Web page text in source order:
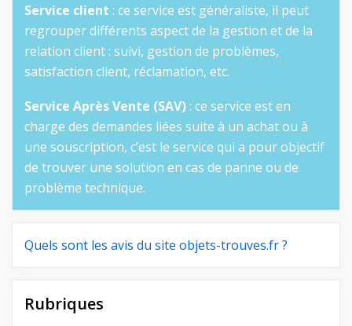
Service client : ce service est généraliste, il peut
regrouper différents aspect de la gestion et de la
relation client : suivi, gestion de problèmes,
satisfaction client, réclamation, etc.
Service Après Vente (SAV) : ce service est en
charge des demandes liées suite à un achat ou à
une souscription, c’est le service qui a pour objectif
de trouver une solution en cas de panne ou de
problème technique.
Quels sont les avis du site objets-trouves.fr ?
Rubriques